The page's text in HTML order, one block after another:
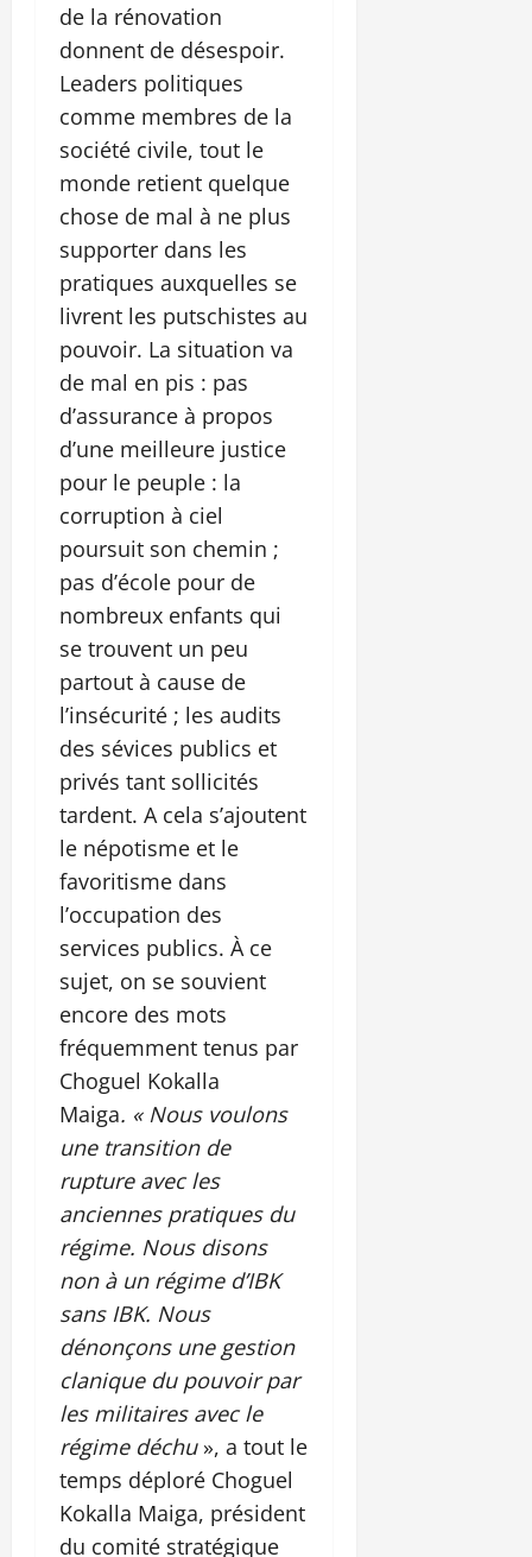
de la rénovation
donnent de désespoir.
Leaders politiques
comme membres de la
société civile, tout le
monde retient quelque
chose de mal à ne plus
supporter dans les
pratiques auxquelles se
livrent les putschistes au
pouvoir. La situation va
de mal en pis : pas
d’assurance à propos
d’une meilleure justice
pour le peuple : la
corruption à ciel
poursuit son chemin ;
pas d’école pour de
nombreux enfants qui
se trouvent un peu
partout à cause de
l’insécurité ; les audits
des sévices publics et
privés tant sollicités
tardent. A cela s’ajoutent
le népotisme et le
favoritisme dans
l’occupation des
services publics. À ce
sujet, on se souvient
encore des mots
fréquemment tenus par
Choguel Kokalla
Maiga. « Nous voulons
une transition de
rupture avec les
anciennes pratiques du
régime. Nous disons
non à un régime d’IBK
sans IBK. Nous
dénonçons une gestion
clanique du pouvoir par
les militaires avec le
régime déchu», a tout le
temps déploré Choguel
Kokalla Maiga, président
du comité stratégique